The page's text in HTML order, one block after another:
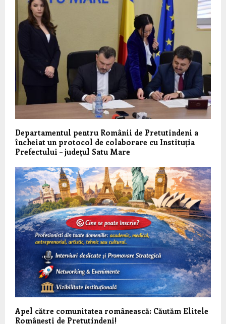
Departamentul pentru Românii de Pretutindeni a
încheiat un protocol de colaborare cu Instituția
Prefectului – județul Satu Mare
Apel către comunitatea românească: Căutăm Elitele
Românești de Pretutindeni!